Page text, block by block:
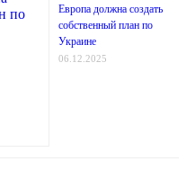
Европа должна создать
собственный план по
Украине
06.12.2025